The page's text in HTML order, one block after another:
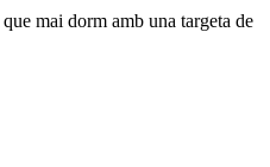
mai dorm amb una targeta de